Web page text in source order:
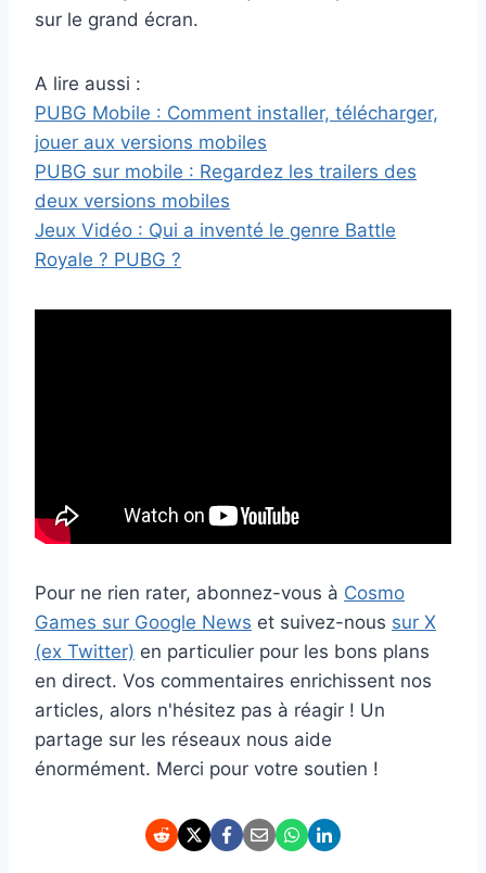
sur le grand écran.
A lire aussi :
PUBG Mobile : Comment installer, télécharger,
jouer aux versions mobiles
PUBG sur mobile : Regardez les trailers des
deux versions mobiles
Jeux Vidéo : Qui a inventé le genre Battle
Royale ? PUBG ?
Pour ne rien rater, abonnez-vous à Cosmo
Games sur Google News et suivez-nous sur X
(ex Twitter) en particulier pour les bons plans
en direct. Vos commentaires enrichissent nos
articles, alors n'hésitez pas à réagir ! Un
partage sur les réseaux nous aide
énormément. Merci pour votre soutien !